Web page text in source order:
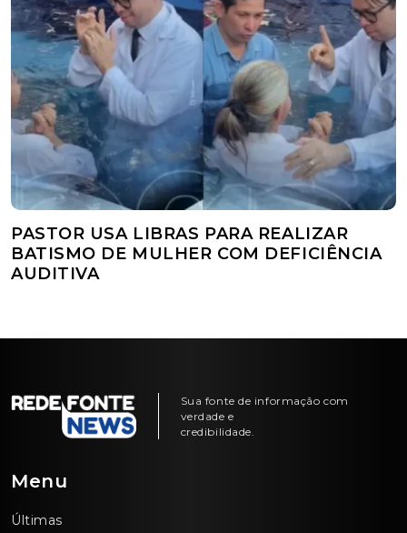
PASTOR USA LIBRAS PARA REALIZAR
BATISMO DE MULHER COM DEFICIÊNCIA
AUDITIVA
Sua fonte de informação com
verdade e
credibilidade.
Menu
Últimas